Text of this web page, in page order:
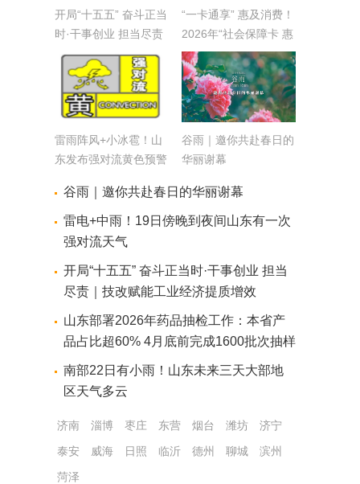
开局“十五五” 奋斗正当
时·干事创业 担当尽责
｜优产品 畅通道 山东
特色农产品加速扬帆出
海
“一卡通享” 惠及消费！
2026年“社会保障卡 惠
享山东行”活动正式启
动
雷雨阵风+小冰雹！山
东发布强对流黄色预警
谷雨｜邀你共赴春日的
华丽谢幕
谷雨｜邀你共赴春日的华丽谢幕
雷电+中雨！19日傍晚到夜间山东有一次
强对流天气
开局“十五五” 奋斗正当时·干事创业 担当
尽责｜技改赋能工业经济提质增效
山东部署2026年药品抽检工作：本省产
品占比超60% 4月底前完成1600批次抽样
南部22日有小雨！山东未来三天大部地
区天气多云
济南 淄博 枣庄 东营 烟台 潍坊
济宁
泰安
威海 日照 临沂 德州 聊城
滨州
菏泽